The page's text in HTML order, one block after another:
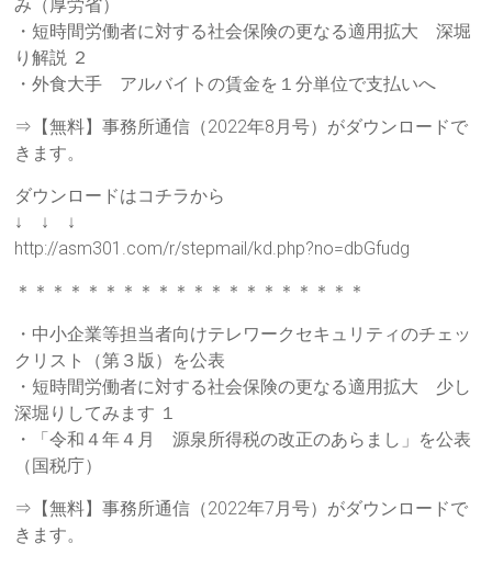
み（厚労省）
・短時間労働者に対する社会保険の更なる適用拡大 深堀
り解説 ２
・外食大手 アルバイトの賃金を１分単位で支払いへ
⇒【無料】事務所通信（2022年8月号）がダウンロードで
きます。
ダウンロードはコチラから
↓ ↓ ↓
http://asm301.com/r/stepmail/kd.php?no=dbGfudg
＊＊＊＊＊＊＊＊＊＊＊＊＊＊＊＊＊＊＊＊
・中小企業等担当者向けテレワークセキュリティのチェッ
クリスト（第３版）を公表
・短時間労働者に対する社会保険の更なる適用拡大 少し
深堀りしてみます １
・「令和４年４月 源泉所得税の改正のあらまし」を公表
（国税庁）
⇒【無料】事務所通信（2022年7月号）がダウンロードで
きます。